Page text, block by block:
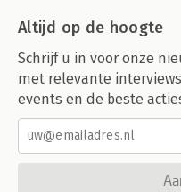
Altijd op de hoogte
Schrijf u in voor onze
met relevante
events en de beste